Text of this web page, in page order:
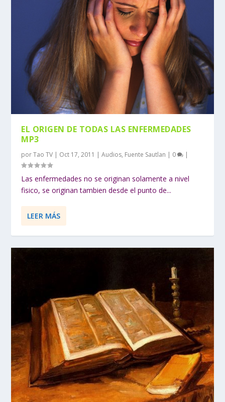
EL ORIGEN DE TODAS LAS ENFERMEDADES
MP3
porTao TV | Oct 17, 2011 |Audios, Fuente Sautlan | 0 |
Las enfermedades no se originan solamente a nivel
fisico, se originan tambien desde el punto de...
LEER MÁS